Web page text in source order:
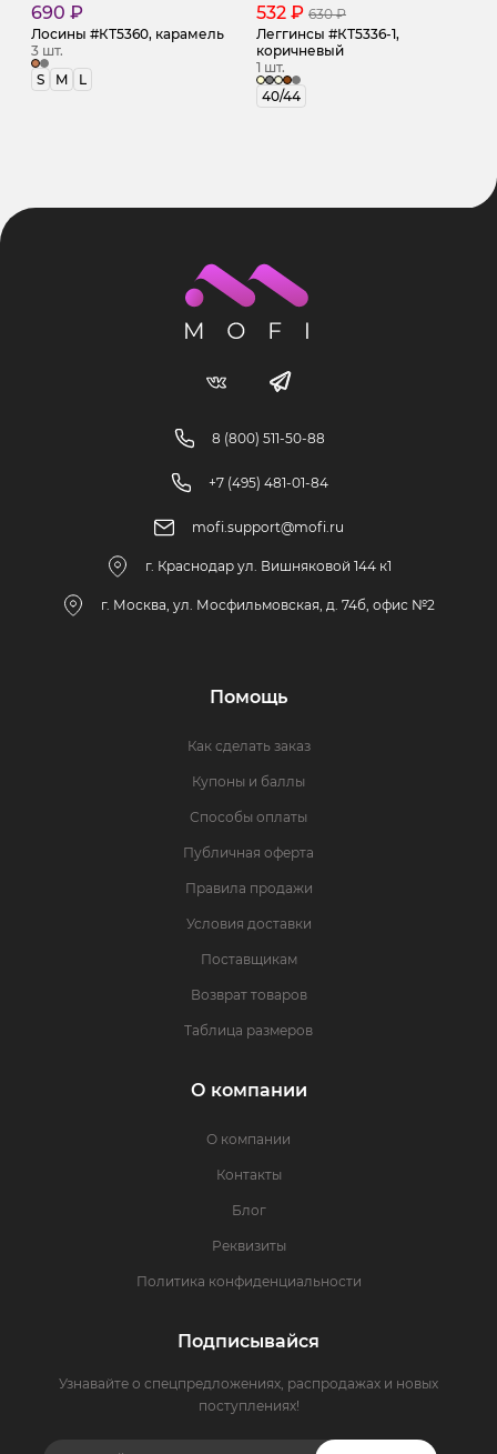
690 ₽
Лосины #КТ5360, карамель
3 шт.
S
M L
532 ₽ 630 ₽
Леггинсы #КТ5336-1,
коричневый
1 шт.
40/44
8 (800) 511-50-88
+7 (495) 481-01-84
mofi.support@mofi.ru
г. Краснодар ул. Вишняковой 144 к1
г. Москва, ул. Мосфильмовская, д. 74б, офис №2
Помощь
Как сделать заказ
Купоны и баллы
Способы оплаты
Публичная оферта
Правила продажи
Условия доставки
Поставщикам
Возврат товаров
Таблица размеров
О компании
О компании
Контакты
Блог
Реквизиты
Политика конфиденциальности
Подписывайся
Узнавайте о спецпредложениях, распродажах и новых
поступлениях!